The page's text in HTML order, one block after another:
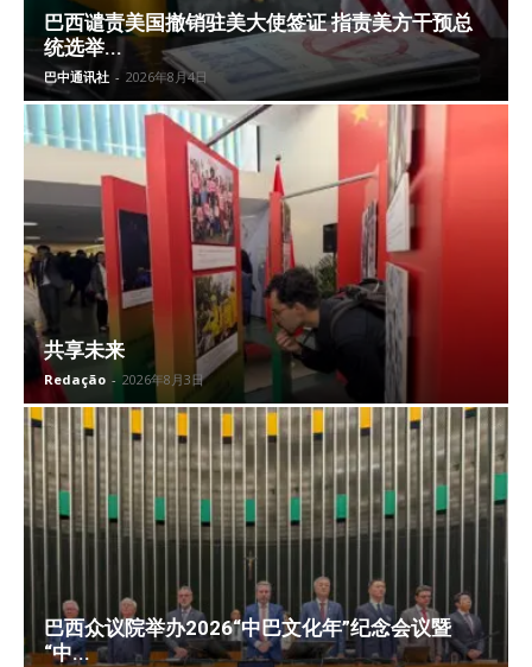
巴西谴责美国撤销驻美大使签证 指责美方干预总
统选举...
巴中通讯社 - 2026年8月4日
共享未来
Redação - 2026年8月3日
巴西众议院举办2026“中巴文化年”纪念会议暨
“中...